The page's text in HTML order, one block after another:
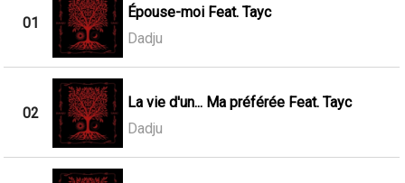
01
Épouse-moi Feat. Tayc
Dadju
02
La vie d'un... Ma préférée Feat. Tayc
Dadju